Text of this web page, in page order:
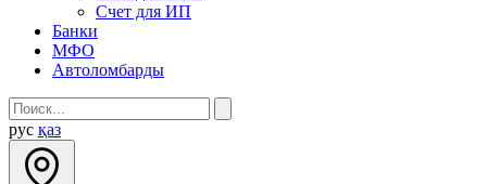
Счет для ИП
Банки
МФО
Автоломбарды
рус қаз